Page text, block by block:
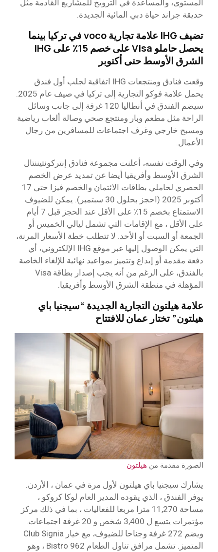
المستوى، والمساعدة في الترويج للمشاريع القادمة مثل
حديقة جراند حياة دبي المائية الجديدة.
تضيف IHG علامة تجارية voco في تركيا بينما
يحصل حاملو Visa على خصم 15٪ على IHG
الشرق الأوسط حتى أكتوبر
وقعت فنادق ومنتجعات IHG اتفاقية لجلب أول فندق
يحمل علامة فوكو التجارية إلى تركيا في صيف عام 2025.
سيضم الفندق في أنطاليا 120 غرفة إلى جانب وسائل
الراحة مثل مطعم وبار ومنتجع صحي وصالة ألعاب رياضية
ومسبح خارجي وغرف اجتماعات للمسافرين من رجال
الأعمال.
وفي الوقت نفسه، أعلنت مجموعة فنادق إنتركونتيننتال
الشرق الأوسط وأفريقيا أيضا عن تمديد عرض الخصم
الحصري لحاملي بطاقات الائتمان والخصم فيزا حتى 17
أكتوبر 2025 (احجز بحلول 30 سبتمبر). يمكن للضيوف
الاستمتاع بخصم 15٪ على الأقل عند الحجز قبل 7 أيام
على الأقل ، مع الإقامات التي تشمل ليالي الخميس أو
الجمعة أو السبت أو الأحد. لا تتطلب خطة الأسعار المرنة،
التي يمكن الوصول إليها عبر موقع IHG الإلكتروني، أي
دفعة مقدمة أو إيداع وتتميز بمواعيد نهائية للإلغاء الخاصة
بالفندق، على الرغم من أنه يجب إصدار بطاقة Visa
المؤهلة في منطقة الشرق الأوسط وأفريقيا.
علامة هيلتون التجارية الجديدة “سيجنيا باي
هيلتون” تختار عمان للافتتاح
الصورة مقدمة من هيلتون
يشارك سيجنيا باي هيلتون لأول مرة في عمان ، الأردن.
يوفر الفندق ، الذي يقوده المدير العام لوكا كروكو ،
مساحة 11,270 مترا مربعا للفعاليات ، بما في ذلك مركز
مؤتمرات يتسع ل 3,400 شخص و 20 غرفة اجتماعات.
ويضم 272 غرفة وجناحا للضيوف، مع خيار Club Signia
المتميز. تشمل مرافق تناول الطعام 962 Bistro ، وهو